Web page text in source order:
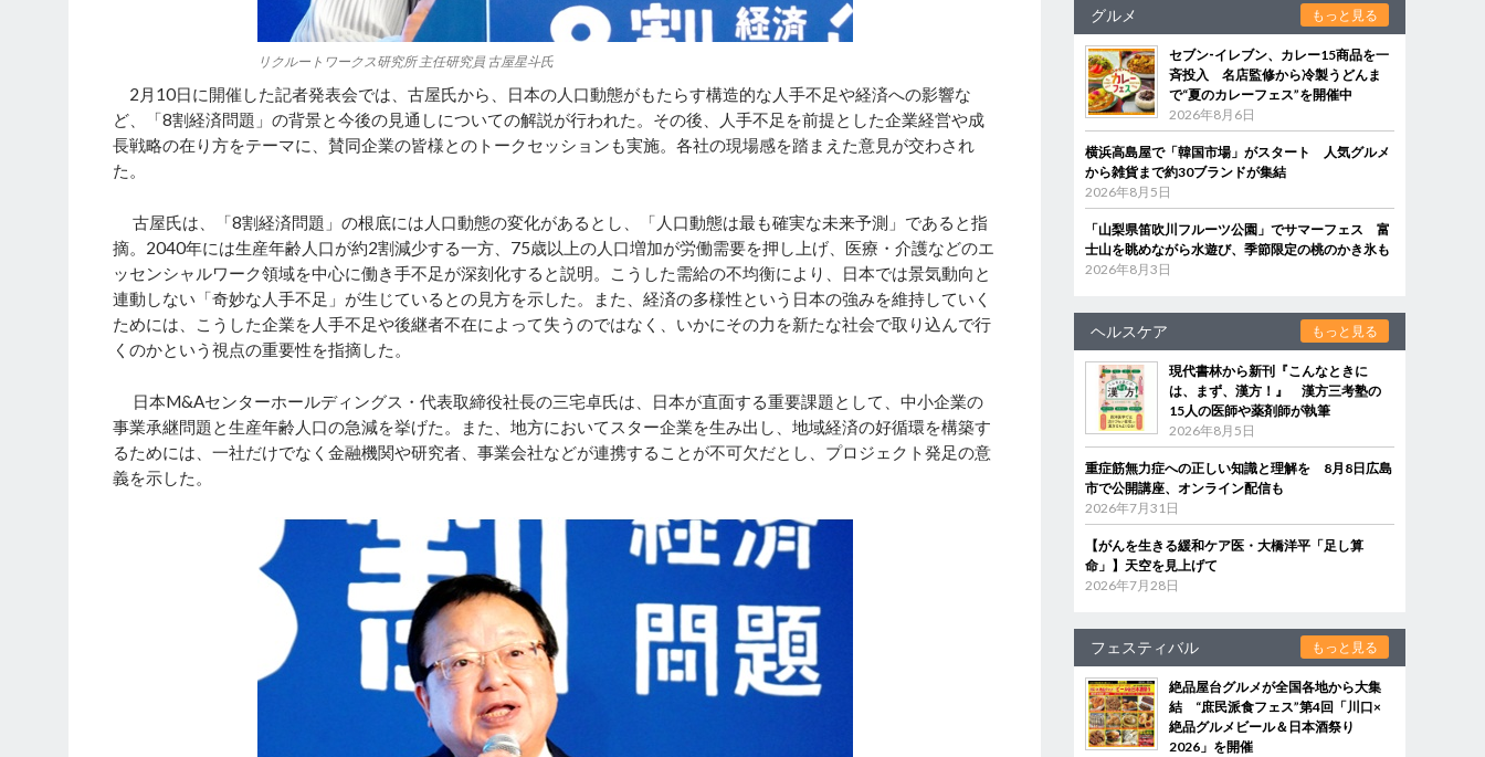
リクルートワークス研究所 主任研究員 古屋星斗氏
2月10日に開催した記者発表会では、古屋氏から、日本の人口動態がもたらす構造的な人手不足や経済への影響な
ど、「8割経済問題」の背景と今後の見通しについての解説が行われた。その後、人手不足を前提とした企業経営や成
長戦略の在り方をテーマに、賛同企業の皆様とのトークセッションも実施。各社の現場感を踏まえた意見が交わされ
た。
古屋氏は、「8割経済問題」の根底には人口動態の変化があるとし、「人口動態は最も確実な未来予測」であると指
摘。2040年には生産年齢人口が約2割減少する一方、75歳以上の人口増加が労働需要を押し上げ、医療・介護などのエ
ッセンシャルワーク領域を中心に働き手不足が深刻化すると説明。こうした需給の不均衡により、日本では景気動向と
連動しない「奇妙な人手不足」が生じているとの見方を示した。また、経済の多様性という日本の強みを維持していく
ためには、こうした企業を人手不足や後継者不在によって失うのではなく、いかにその力を新たな社会で取り込んで行
くのかという視点の重要性を指摘した。
日本M&Aセンターホールディングス・代表取締役社長の三宅卓氏は、日本が直面する重要課題として、中小企業の
事業承継問題と生産年齢人口の急減を挙げた。また、地方においてスター企業を生み出し、地域経済の好循環を構築す
るためには、一社だけでなく金融機関や研究者、事業会社などが連携することが不可欠だとし、プロジェクト発足の意
義を示した。
グルメ もっと見る
セブン‐イレブン、カレー15商品を一
斉投入 名店監修から冷製うどんま
で“夏のカレーフェス”を開催中
2026年8月6日
横浜高島屋で「韓国市場」がスタート 人気グルメ
から雑貨まで約30ブランドが集結
2026年8月5日
「山梨県笛吹川フルーツ公園」でサマーフェス 富
士山を眺めながら水遊び、季節限定の桃のかき氷も
2026年8月3日
ヘルスケア もっと見る
現代書林から新刊『こんなときに
は、まず、漢方！』 漢方三考塾の
15人の医師や薬剤師が執筆
2026年8月5日
重症筋無力症への正しい知識と理解を 8月8日広島
市で公開講座、オンライン配信も
2026年7月31日
【がんを生きる緩和ケア医・大橋洋平「足し算
命」】天空を見上げて
2026年7月28日
フェスティバル もっと見る
絶品屋台グルメが全国各地から大集
結 “庶民派食フェス”第4回「川口×
絶品グルメビール＆日本酒祭り
2026」を開催